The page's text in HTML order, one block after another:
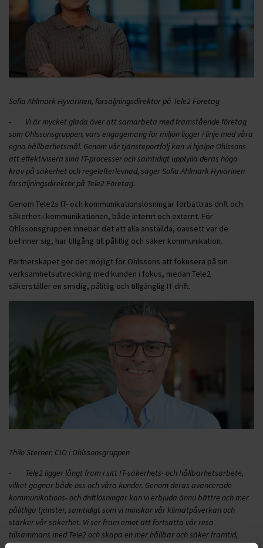
Sofia Ahlmark Hyvärinen, försäljningsdirektör på Tele2 Företag
-
Vi är mycket glada över att samarbeta med framstående företag
som Ohlssonsgruppen, vars engagemang för miljön ligger i linje med våra
egna hållbarhetsmål. Genom vår tjänsteportfölj kan vi hjälpa Ohlssons
att effektivisera sina IT-processer och samtidigt uppfylla deras höga
krav på säkerhet och regelefterlevnad, säger Sofia Ahlmark Hyvärinen
försäljningsdirektör på Tele2 Företag.
Genom Tele2s IT- och kommunikationslösningar förbättras drift och
säkerhet i kommunikationen, både internt och externt. För
Ohlssonsgruppen innebär det att alla anställda, oavsett var de
befinner sig, har tillgång till pålitlig och säker kommunikation.
Partnerskapet gör det möjligt för Ohlssons att fokusera på sin
verksamhetsutveckling med kunden i fokus, medan Tele2
säkerställer en smidig, pålitlig och tillgänglig IT-drift.
Thilo Sterner, CIO i Ohlssonsgruppen
-
Tele2 ligger långt fram i sitt IT-säkerhets- och hållbarhetsarbete,
vilket gagnar både oss och våra kunder. Genom deras avancerade
kommunikations- och driftlösningar kan vi erbjuda ännu bättre och mer
pålitliga tjänster, samtidigt som vi minskar vår klimatpåverkan och
stärker vår säkerhet. Vi ser fram emot att fortsätta vår resa
tillsammans med Tele2 och skapa en mer hållbar och säker framtid,